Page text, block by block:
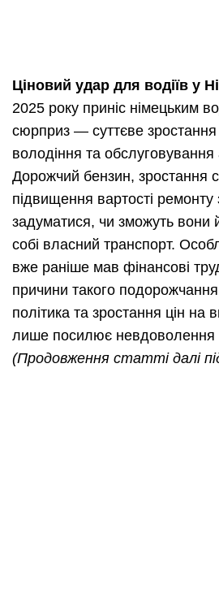
Ціновий удар для водіїв у
2025 року приніс німецьким
сюрприз — суттєве
володіння та обслуговування
Дорожчий бензин, зростання
підвищення вартості
задуматися, чи зможуть вони
собі власний транспорт.
вже раніше мав фінансові
причини такого подорожчання
політика та зростання цін на
лише посилює невдоволення
(Продовження статті далі